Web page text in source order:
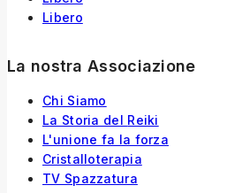
Libero
La nostra Associazione
Chi Siamo
La Storia del Reiki
L'unione fa la forza
Cristalloterapia
TV Spazzatura